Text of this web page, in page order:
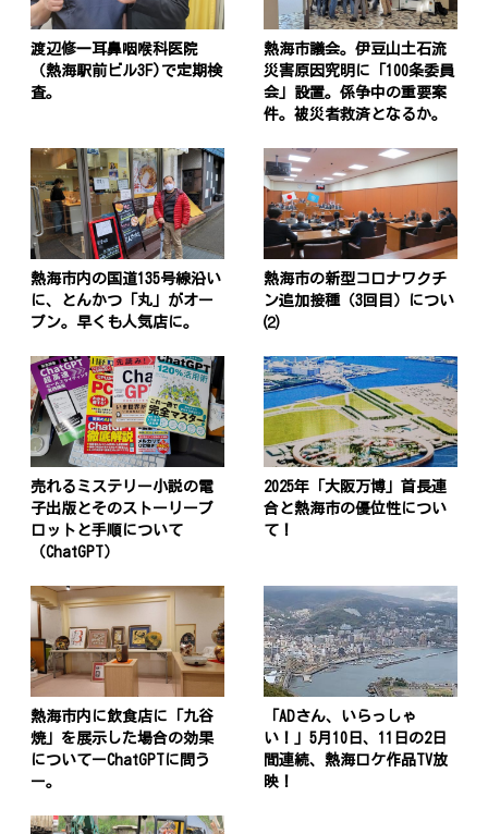
渡辺修一耳鼻咽喉科医院
（熱海駅前ビル3F)で定期検
査。
熱海市議会。伊豆山土石流
災害原因究明に「100条委員
会」設置。係争中の重要案
件。被災者救済となるか。
熱海市内の国道135号線沿い
に、とんかつ「丸」がオー
プン。早くも人気店に。
熱海市の新型コロナワクチ
ン追加接種（3回目）につい
⑵
売れるミステリー小説の電
子出版とそのストーリープ
ロットと手順について
（ChatGPT）
2025年「大阪万博」首長連
合と熱海市の優位性につい
て！
熱海市内に飲食店に「九谷
焼」を展示した場合の効果
についてーChatGPTに問う
ー。
「ADさん、いらっしゃ
い！」5月10日、11日の2日
間連続、熱海ロケ作品TV放
映！